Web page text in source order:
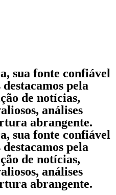
sua fonte confiável
pela
de notícias,
análises
abrangente.
sua fonte confiável
pela
de notícias,
análises
abrangente.